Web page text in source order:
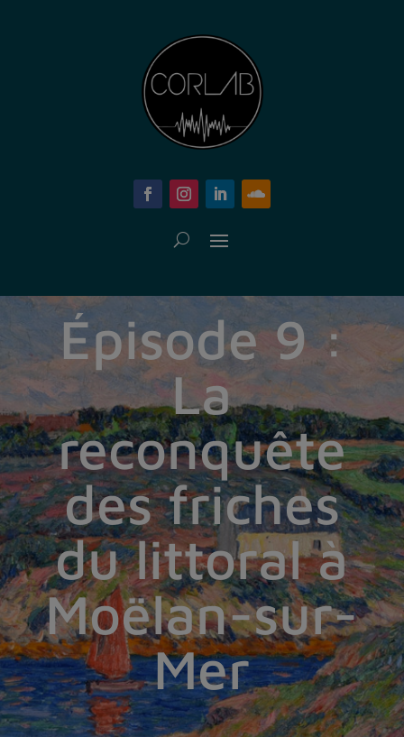
Épisode 9 :
La
reconquête
des friches
du littoral à
Moëlan-sur-
Mer